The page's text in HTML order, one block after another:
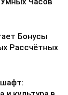
Бонусы
Рассчётных